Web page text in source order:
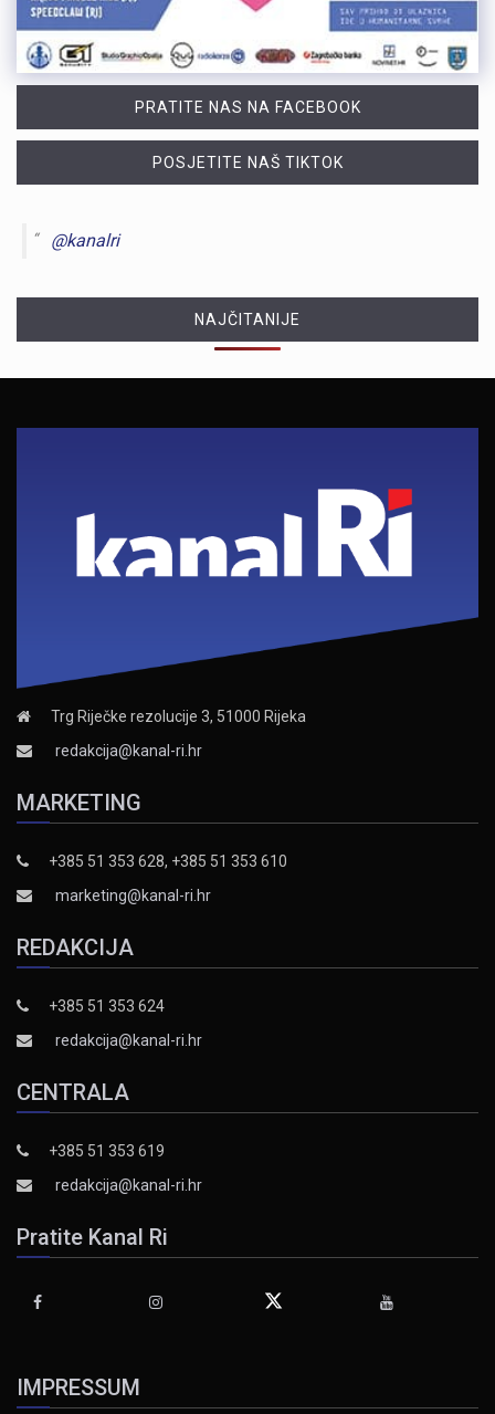
PRATITE NAS NA FACEBOOK
POSJETITE NAŠ TIKTOK
@kanalri
NAJČITANIJE
Trg Riječke rezolucije 3, 51000 Rijeka
redakcija@kanal-ri.hr
MARKETING
+385 51 353 628, +385 51 353 610
marketing@kanal-ri.hr
REDAKCIJA
+385 51 353 624
redakcija@kanal-ri.hr
CENTRALA
+385 51 353 619
redakcija@kanal-ri.hr
Pratite Kanal Ri
IMPRESSUM